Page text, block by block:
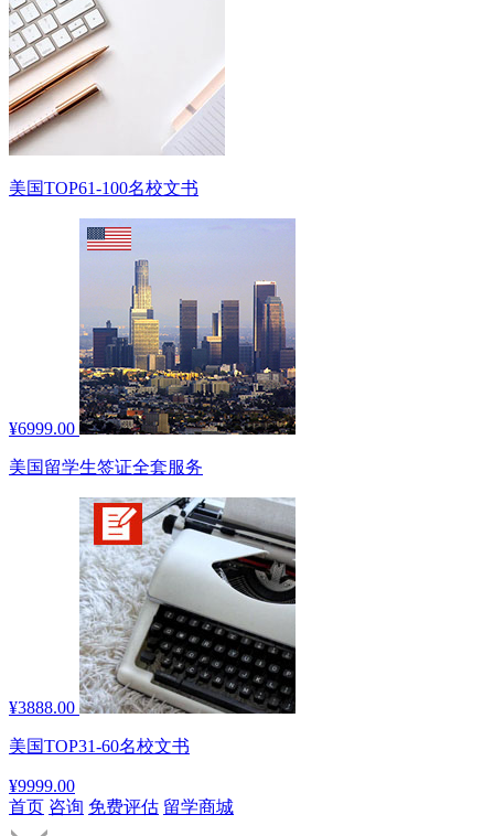
美国TOP61-100名校文书
¥6999.00
美国留学生签证全套服务
¥3888.00
美国TOP31-60名校文书
¥9999.00
首页 咨询 免费评估 留学商城